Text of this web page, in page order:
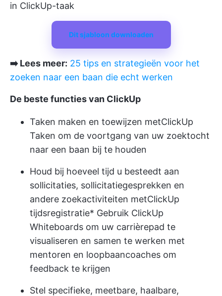
in ClickUp-taak
Dit sjabloon downloaden
➡️ Lees meer: 25 tips en strategieën voor het
zoeken naar een baan die echt werken
De beste functies van ClickUp
Taken maken en toewijzen metClickUp
Taken om de voortgang van uw zoektocht
naar een baan bij te houden
Houd bij hoeveel tijd u besteedt aan
sollicitaties, sollicitatiegesprekken en
andere zoekactiviteiten metClickUp
tijdsregistratie* Gebruik ClickUp
Whiteboards om uw carrièrepad te
visualiseren en samen te werken met
mentoren en loopbaancoaches om
feedback te krijgen
Stel specifieke, meetbare, haalbare,